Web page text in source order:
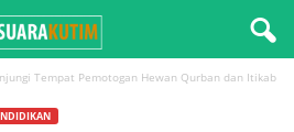
Tempat Pemotogan Hewan Qurban dan Itikab